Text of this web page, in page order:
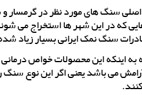
سنگ های مورد نظر در گرمسار
که در این شهر ها استخراج می
سنگ نمک ایرانی بسیار زیاد
به اینکه این محصولات خواص
می باشد یعنی اگر این نوع